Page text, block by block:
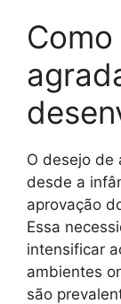
O desejo de
desde a
aprovação
Essa
intensificar
ambientes
são